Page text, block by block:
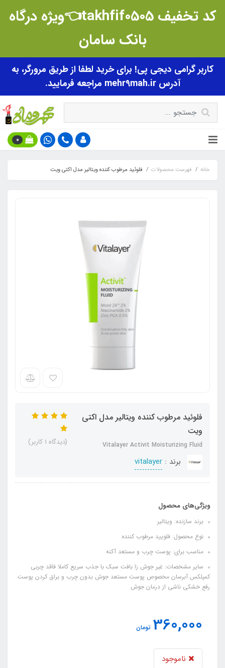
کد تخفیف takhfif0505👈ویژه درگاه
بانک سامان
کاربر گرامی دیجی پی! برای خرید لطفا از طریق مرورگر، به
آدرس mehr9mah.ir مراجعه فرمایید.
0
خانه فهرست محصولات فلوئید مرطوب کننده ویتالیر مدل اکتی ویت
فلوئید مرطوب کننده ویتالیر مدل اکتی
ویت
Vitalayer Activit Moisturizing Fluid
برند : vitalayer
(دیدگاه 1 کاربر)
ویژگی‌های محصول
برند سازنده: ویتالیر
نوع محصول: فلویید مرطوب کننده
مناسب برای: پوست چرب و مستعد آکنه
سایر مشخصات: غیر جوش زا بافت سبک با جذب سریع کاملا فاقد چربی
کمپلکس آبرسان مخصوص پوست مستعد جوش بدون چرب و براق کردن پوست
رفع خشکی ناشی از درمان جوش
360,000 تومان
ناموجود